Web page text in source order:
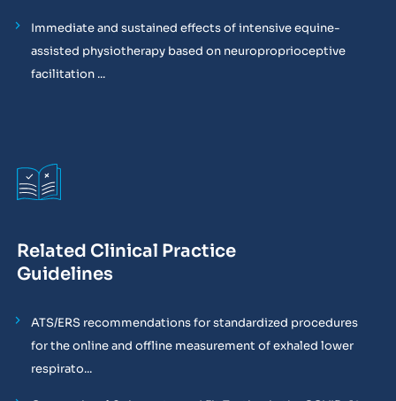
Immediate and sustained effects of intensive equine-
assisted physiotherapy based on neuroproprioceptive
facilitation ...
Related Clinical Practice
Guidelines
ATS/ERS recommendations for standardized procedures
for the online and offline measurement of exhaled lower
respirato...